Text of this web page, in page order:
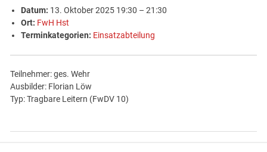
Datum: 13. Oktober 2025 19:30 –21:30
Ort: FwH Hst
Terminkategorien: Einsatzabteilung
Teilnehmer: ges. Wehr
Ausbilder: Florian Löw
Typ: Tragbare Leitern (FwDV 10)